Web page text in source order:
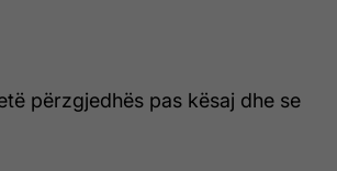
përzgjedhës pas kësaj dhe se